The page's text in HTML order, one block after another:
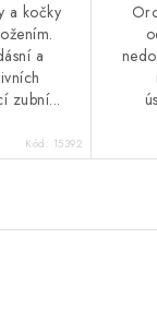
a kočky
a
zubní...
Kód: 15392